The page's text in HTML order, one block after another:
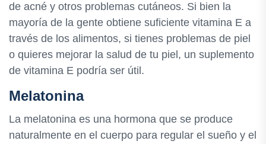
de acné y otros problemas cutáneos. Si bien la
mayoría de la gente obtiene suficiente vitamina E a
través de los alimentos, si tienes problemas de piel
o quieres mejorar la salud de tu piel, un suplemento
de vitamina E podría ser útil.
Melatonina
La melatonina es una hormona que se produce
naturalmente en el cuerpo para regular el sueño y el